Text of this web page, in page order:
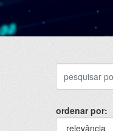
ordenar por